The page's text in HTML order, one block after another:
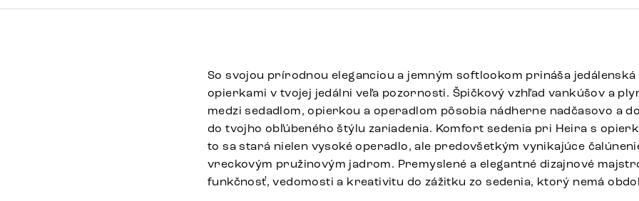
So svojou prírodnou eleganciou a jemným softlookom prináša
opierkami v tvojej jedálni veľa pozornosti. Špičkový vzhľad vankúšov a
medzi sedadlom, opierkou a operadlom pôsobia nádherne nadčasovo a
do tvojho obľúbeného štýlu zariadenia. Komfort sedenia pri Heira s
to sa stará nielen vysoké operadlo, ale predovšetkým vynikajúce
vreckovým pružinovým jadrom. Premyslené a elegantné dizajnové
funkčnosť, vedomosti a kreativitu do zážitku zo sedenia, ktorý nemá